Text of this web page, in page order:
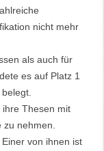
nicht mehr
als auch für
es auf Platz 1
ihre Thesen mit
nehmen.
von ihnen ist